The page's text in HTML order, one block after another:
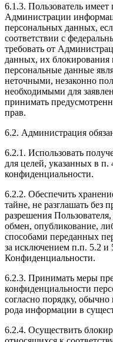
6.1.3. Пользователь
Администрации
персональных данных,
соответствии с
требовать от
данных, их блокирования
персональные данные
неточными, незаконно
необходимыми для
принимать
прав.
6.2. Администрация
6.2.1. Использовать
для целей, указанных в
конфиденциальности.
6.2.2. Обеспечить
тайне, не разглашать без
разрешения
обмен, опубликование,
способами переданных
за исключением п.п. 5.2
Конфиденциальности.
6.2.3. Принимать меры
конфиденциальности
согласно порядку,
рода информации в
6.2.4. Осуществить